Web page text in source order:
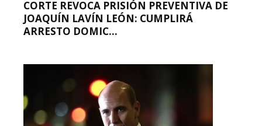
CORTE REVOCA PRISIÓN PREVENTIVA DE
JOAQUÍN LAVÍN LEÓN: CUMPLIRÁ
ARRESTO DOMIC...